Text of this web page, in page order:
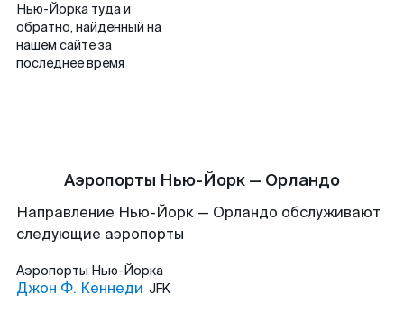
Нью-Йорка туда и
обратно, найденный на
нашем сайте за
последнее время
Аэропорты Нью-Йорк — Орландо
Направление Нью-Йорк — Орландо обслуживают
следующие аэропорты
Аэропорты Нью-Йорка
Джон Ф. Кеннеди JFK